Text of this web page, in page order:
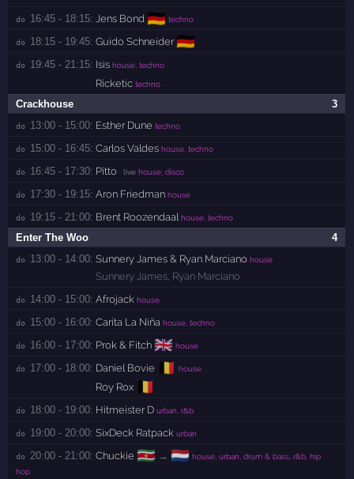
do 16:45 - 18:15: Jens Bond 🇩🇪 techno
do 18:15 - 19:45: Guido Schneider 🇩🇪
do 19:45 - 21:15: Isis house, techno
Ricketic techno
3
Crackhouse
do 13:00 - 15:00: Esther Dune techno
do 15:00 - 16:45: Carlos Valdes house, techno
do 16:45 - 17:30: Pitto · live house, disco
do 17:30 - 19:15: Aron Friedman house
do 19:15 - 21:00: Brent Roozendaal house, techno
4
Enter The Woo
do 13:00 - 14:00: Sunnery James & Ryan Marciano house
Sunnery James Ryan Marciano
do 14:00 - 15:00: Afrojack house
do 15:00 - 16:00: Carita La Niña house, techno
do 16:00 - 17:00: Prok & Fitch 🇬🇧 house
do 17:00 - 18:00: Daniel Bovie 🇧🇪 house
Roy Rox 🇧🇪
do 18:00 - 19:00: Hitmeister D urban, r&b
do 19:00 - 20:00: SixDeck Ratpack urban
do 20:00 - 21:00: Chuckie 🇸🇷 → 🇳🇱 house, urban, drum & bass, r&b, hip
hop